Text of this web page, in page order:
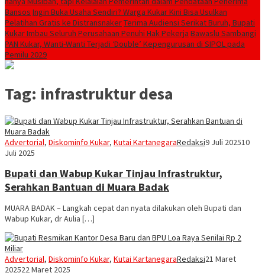
Bansos Ingin Buka Usaha Sendiri? Warga Kukar Kini Bisa Usulkan
Pelatihan Gratis ke DistransnakerTerima Audiensi Serikat Buruh, Bupati
Kukar Imbau Seluruh Perusahaan Penuhi Hak Pekerja Bawaslu Sambangi
PAN Kukar, Wanti-Wanti Terjadi ‘Double’ Kepengurusan di SIPOL pada
Pemilu 2029
Tag: infrastruktur desa
Advertorial, Diskominfo Kukar, Kutai KartanegaraRedaksi9 Juli 202510
Juli 2025
Bupati dan Wabup Kukar Tinjau Infrastruktur,
Serahkan Bantuan di Muara Badak
MUARA BADAK – Langkah cepat dan nyata dilakukan oleh Bupati dan
Wabup Kukar, dr Aulia […]
Advertorial, Diskominfo Kukar, Kutai KartanegaraRedaksi21 Maret
202522 Maret 2025